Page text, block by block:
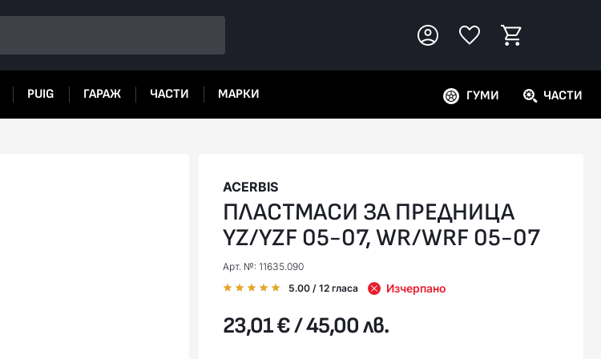
PUIG ГАРАЖ ЧАСТИ МАРКИ ГУМИ ЧАСТИ
ACERBIS
ПЛАСТМАСИ ЗА ПРЕДНИЦА
YZ/YZF 05-07, WR/WRF 05-07
Арт. №: 11635.090
5.00 / 12 гласа Изчерпано
23,01 € / 45,00 лв.